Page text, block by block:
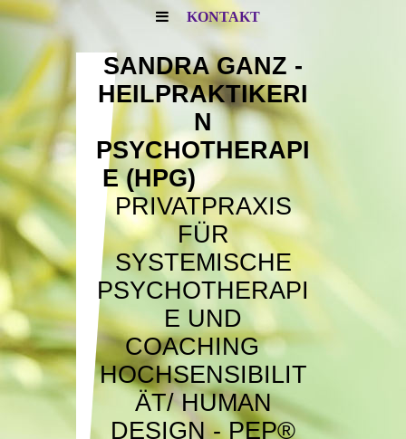
KONTAKT
SANDRA GANZ -
HEILPRAKTIKERI
N
PSYCHOTHERAPI
E (HPG)
PRIVATPRAXIS
FÜR
SYSTEMISCHE
PSYCHOTHERAPI
E UND
COACHING
HOCHSENSIBILIT
ÄT/HUMAN
DESIGN - PEP®